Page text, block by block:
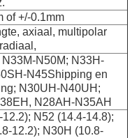
of +/-0.1mm
axiaal, multipolar
N33M-N50M; N33H-
N45Shipping en
N30UH-N40UH;
N28AH-N35AH
12.2); N52 (14.4-14.8);
12.2); N30H (10.8-